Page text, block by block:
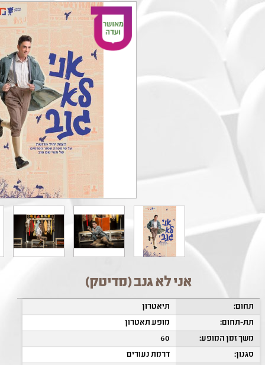
אני לא גנב (מדיטק)
תחום:
תיאטרון
תת-תחום:
מופע תאטרון
משך זמן המופע:
60
סגנון:
דרמת נעורים